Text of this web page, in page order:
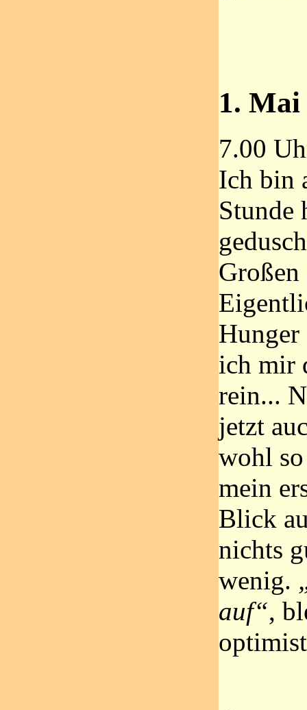
1. Mai
7.00
Ich bin
Stunde
Hunger
ich mir
rein...
jetzt
wohl
mein
Blick
nichts
wenig.
auf“,